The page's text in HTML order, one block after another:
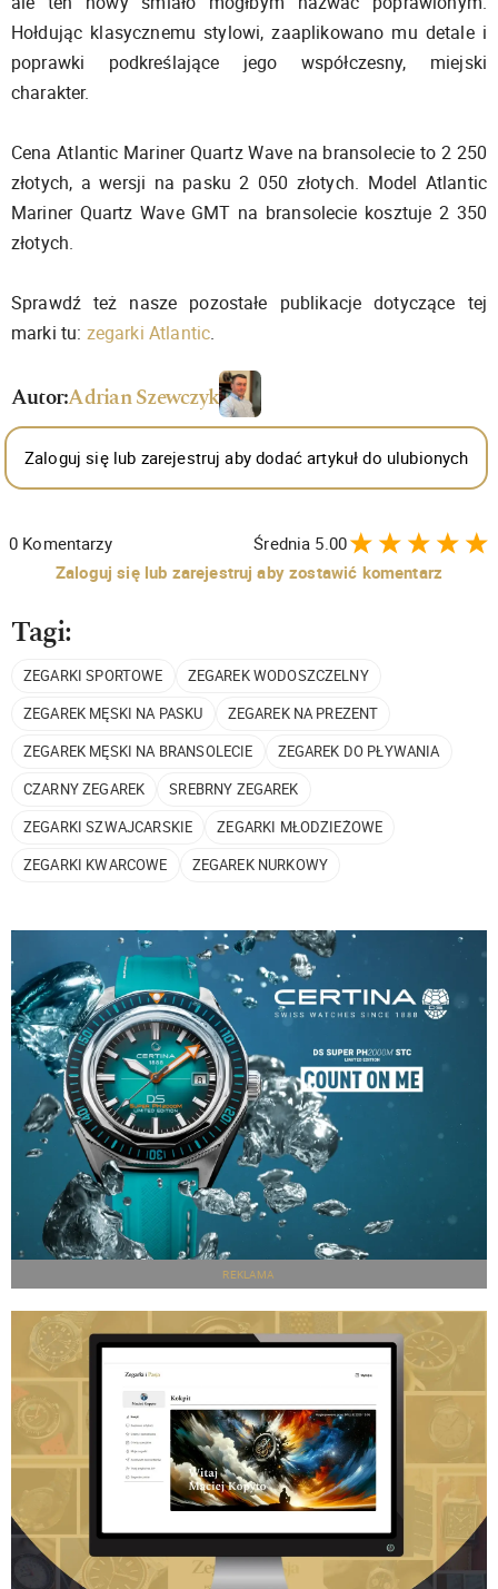
Hołdując klasycznemu stylowi, zaaplikowano mu detale i
poprawki podkreślające jego współczesny, miejski
charakter.
Cena Atlantic Mariner Quartz Wave na bransolecie to 2 250
złotych, a wersji na pasku 2 050 złotych. Model Atlantic
Mariner Quartz Wave GMT na bransolecie kosztuje 2 350
złotych.
Sprawdź też nasze pozostałe publikacje dotyczące tej
marki tu: zegarki Atlantic.
Autor:Adrian Szewczyk
Zaloguj się lub zarejestruj aby dodać artykuł do ulubionych
0 Komentarzy Średnia 5.00
Zaloguj się lub zarejestruj aby zostawić komentarz
Tagi:
ZEGARKI SPORTOWE
ZEGAREK WODOSZCZELNY
ZEGAREK MĘSKI NA PASKU
ZEGAREK NA PREZENT
ZEGAREK MĘSKI NA BRANSOLECIE
ZEGAREK DO PŁYWANIA
CZARNY ZEGAREK
SREBRNY ZEGAREK
ZEGARKI SZWAJCARSKIE
ZEGARKI MŁODZIEŻOWE
ZEGARKI KWARCOWE
ZEGAREK NURKOWY
REKLAMA